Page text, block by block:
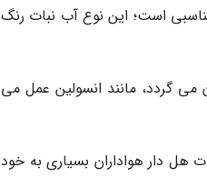
است؛ این نوع آب نبات رنگ
گردد، مانند انسولین عمل می
دار هواداران بسیاری به خود